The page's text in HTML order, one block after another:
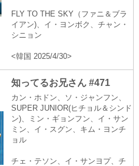
FLY TO THE SKY（ファニ＆ブラ
イアン)、イ・ヨンボク、チャン・
シニョン
<韓国 2025/4/30>
知ってるお兄さん #471
カン・ホドン、ソ・ジャンフン、
SUPER JUNIOR(ヒチョル＆シンド
ン)、ミン・ギョンフン、イ・サン
ミン、イ・スグン、キム・ヨンチ
ョル
チェ・テソン、イ・サンヨプ、チ